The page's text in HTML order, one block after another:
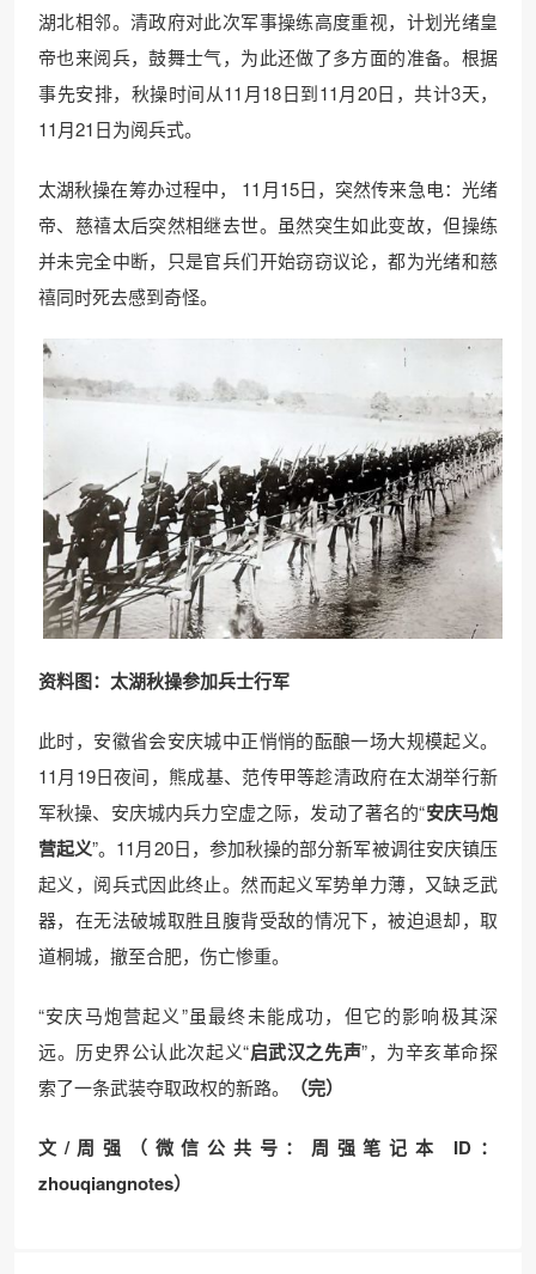
湖北相邻。清政府对此次军事操练高度重视，计划光绪皇
帝也来阅兵，鼓舞士气，为此还做了多方面的准备。根据
事先安排，秋操时间从11月18日到11月20日，共计3天，
11月21日为阅兵式。
太湖秋操在筹办过程中， 11月15日，突然传来急电：光绪
帝、慈禧太后突然相继去世。虽然突生如此变故，但操练
并未完全中断，只是官兵们开始窃窃议论，都为光绪和慈
禧同时死去感到奇怪。
资料图：太湖秋操参加兵士行军
此时，安徽省会安庆城中正悄悄的酝酿一场大规模起义。
11月19日夜间，熊成基、范传甲等趁清政府在太湖举行新
军秋操、安庆城内兵力空虚之际，发动了著名的“安庆马炮
营起义”。11月20日，参加秋操的部分新军被调往安庆镇压
起义，阅兵式因此终止。然而起义军势单力薄，又缺乏武
器，在无法破城取胜且腹背受敌的情况下，被迫退却，取
道桐城，撤至合肥，伤亡惨重。
“安庆马炮营起义”虽最终未能成功，但它的影响极其深
远。历史界公认此次起义“启武汉之先声”，为辛亥革命探
索了一条武装夺取政权的新路。
（完）
文/周强（微信公共号：周强笔记本 ID：
zhouqiangnotes）